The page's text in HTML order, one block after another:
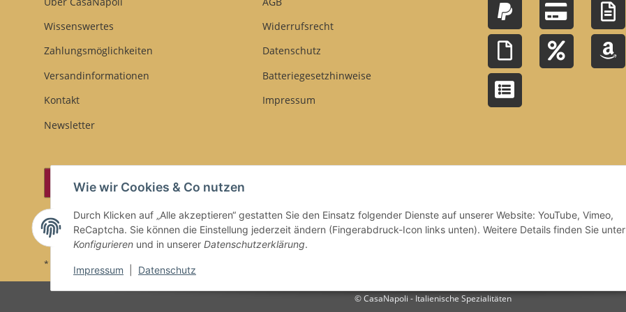
Wie wir Cookies & Co nutzen
Durch Klicken auf „Alle akzeptieren“ gestatten Sie den Einsatz folgender Dienste auf unserer Website: YouTube, Vimeo,
ReCaptcha. Sie können die Einstellung jederzeit ändern (Fingerabdruck-Icon links unten). Weitere Details finden Sie unter
Konfigurieren und in unserer Datenschutzerklärung.
Impressum Datenschutz
Wissenswertes
Zahlungsmöglichkeiten
Versandinformationen
Kontakt
Newsletter
Widerrufsrecht
Datenschutz
Batteriegesetzhinweise
Impressum
Vertrag widerrufen
* Alle Preise inkl. gesetzlicher USt., zzgl.
© CasaNapoli - Italienische Spezialitäten